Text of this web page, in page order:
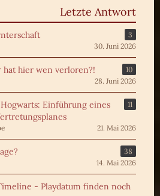
Letzte Antwort
3
30. Juni 2026
hat hier wen verloren?!
10
28. Juni 2026
Hogwarts: Einführung eines
11
21. Mai 2026
38
14. Mai 2026
- Playdatum finden noch